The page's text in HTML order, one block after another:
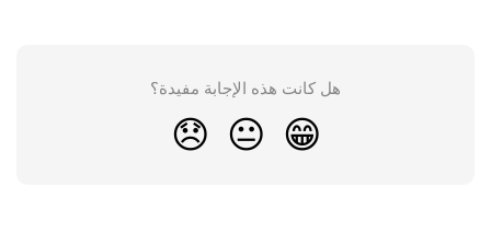
هل كانت هذه الإجابة مفيدة؟
😞 😐 😁